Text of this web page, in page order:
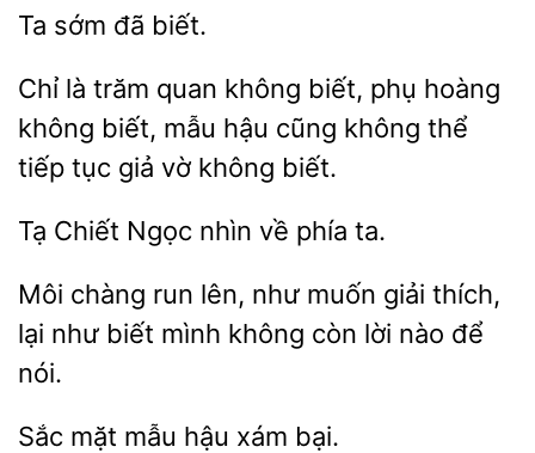
Ta
Chỉ là trăm quan không biết,
hoàng
không biết, mẫu hậu cũng
thể
tiếp tục giả vờ không
Chiết Ngọc nhìn phía
Môi chàng
như muốn giải thích,
lại như biết mình không còn lời
để
nói.
Sắc xám bại.